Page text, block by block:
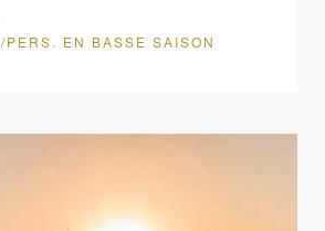
/PERS. EN BASSE SAISON